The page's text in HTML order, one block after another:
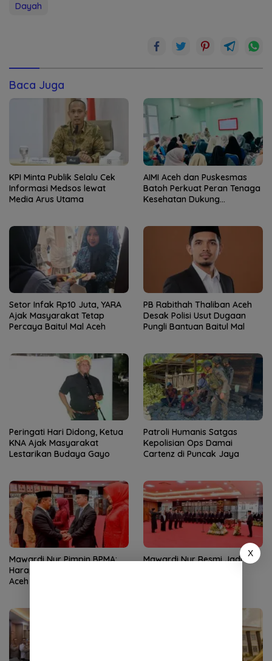
Dayah
Baca Juga
KPI Minta Publik Selalu Cek
Informasi Medsos lewat
Media Arus Utama
AIMI Aceh dan Puskesmas
Batoh Perkuat Peran Tenaga
Kesehatan Dukung
Setor Infak Rp10 Juta, YARA
Ajak Masyarakat Tetap
Percaya Baitul Mal Aceh
PB Rabithah Thaliban Aceh
Desak Polisi Usut Dugaan
Pungli Bantuan Baitul Mal
Peringati Hari Didong, Ketua
KNA Ajak Masyarakat
Lestarikan Budaya Gayo
Patroli Humanis Satgas
Kepolisian Ops Damai
Cartenz di Puncak Jaya
Mawardi Nur Pimpin BPMA:
Harapan Baru Industri Migas
Aceh
Mawardi Nur Resmi Jadi
X